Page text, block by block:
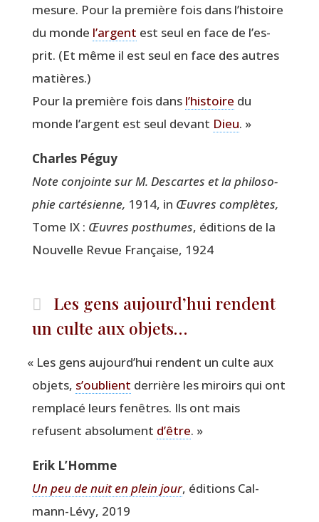
mesure. Pour la pre­mière fois dans l’his­toire
du monde l’argent est seul en face de l’es­
prit. (Et même il est seul en face des autres
matières.)
Pour la pre­mière fois dans l’his­toire du
monde l’argent est seul devant Dieu. »
Charles Péguy
Note conjointe sur M. Des­cartes et la phi­lo­so­
phie car­té­sienne, 1914, in Œuvres com­plètes,
Tome IX : Œuvres post­humes, édi­tions de la
Nou­velle Revue Fran­çaise, 1924
Les gens aujourd’hui rendent
un culte aux objets…
« Les gens aujourd’hui rendent un culte aux
objets, s’oublient der­rière les miroirs qui ont
rem­pla­cé leurs fenêtres. Ils ont mais
refusent abso­lu­ment d’être. »
Erik L’Homme
Un peu de nuit en plein jour, édi­tions Cal­
mann-Lévy, 2019